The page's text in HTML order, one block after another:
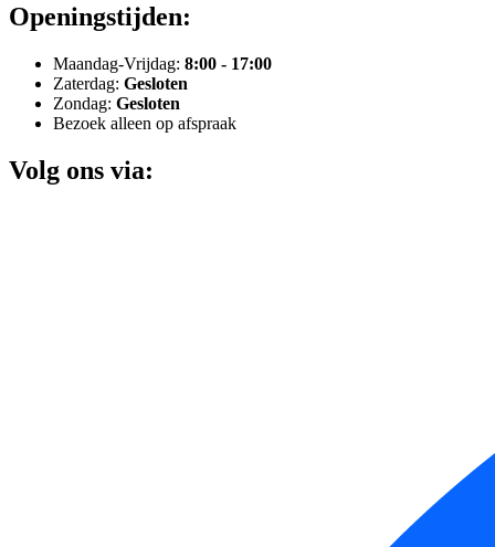
Openingstijden:
Maandag-Vrijdag: 8:00 - 17:00
Zaterdag: Gesloten
Zondag: Gesloten
Bezoek alleen op afspraak
Volg ons via: